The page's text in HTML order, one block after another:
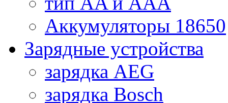
Аккумуляторы 18650
Зарядные устройства
зарядка AEG
зарядка Bosch